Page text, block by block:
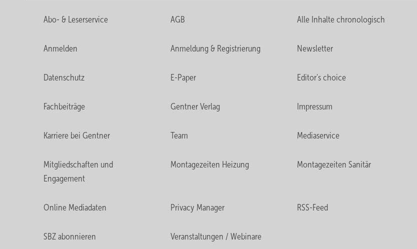
Abo- & Leserservice AGB Alle Inhalte chronologisch
Anmelden Anmeldung & Registrierung Newsletter
Datenschutz E-Paper Editor's choice
Fachbeiträge Gentner Verlag Impressum
Karriere bei Gentner Team Mediaservice
Mitgliedschaften und
Engagement
Montagezeiten Heizung Montagezeiten Sanitär
Online Mediadaten Privacy Manager RSS-Feed
SBZ abonnieren Veranstaltungen / Webinare